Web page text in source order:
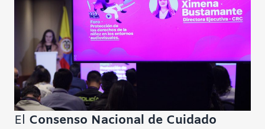
El Consenso Nacional de Cuidado